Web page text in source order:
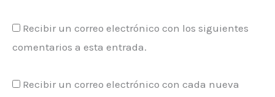
Recibir un correo electrónico con los siguientes
comentarios a esta entrada.
Recibir un correo electrónico con cada nueva